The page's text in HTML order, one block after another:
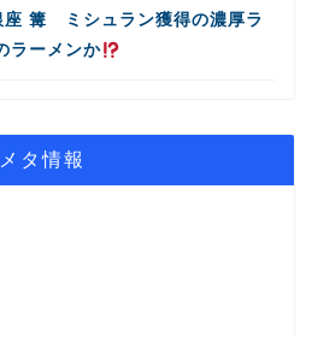
座 篝 ミシュラン獲得の濃厚ラ
ラーメンか
メタ情報